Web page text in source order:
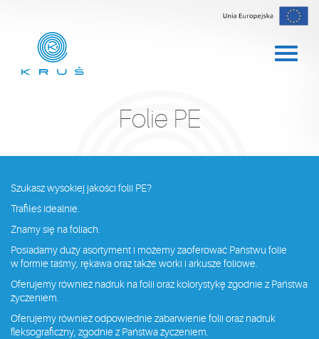
Folie PE
Szukasz wysokiej jakości folii PE?
Trafiłeś idealnie.
Znamy się na foliach.
Posiadamy duży asortyment i możemy zaoferować Państwu folie
w formie taśmy, rękawa oraz także worki i arkusze foliowe.
Oferujemy również nadruk na folii oraz kolorystykę zgodnie z Państwa
życzeniem.
Oferujemy również odpowiednie zabarwienie folii oraz nadruk
fleksograficzny, zgodnie z Państwa życzeniem.